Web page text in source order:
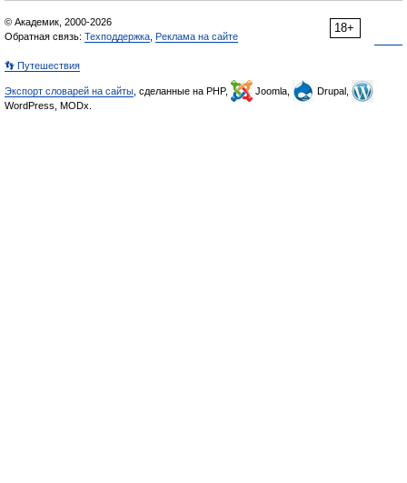
18+
© Академик, 2000-2026
Обратная связь: Техподдержка Реклама на сайте
👣 Путешествия
Экспорт словарей на сайты , сделанные на PHP, Joomla,
Drupal,
WordPress, MODx.